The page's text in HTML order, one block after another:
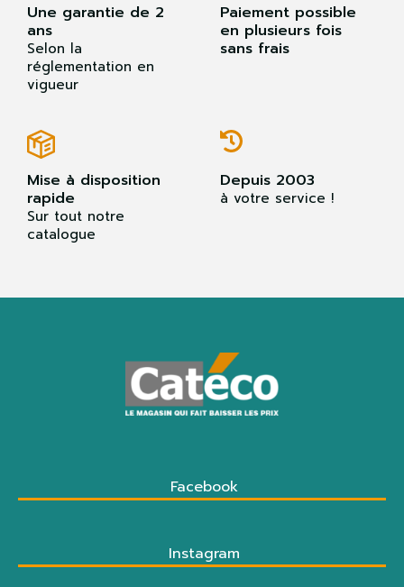
Une garantie de 2
ans
Selon la
réglementation en
vigueur
Paiement possible
en plusieurs fois
sans frais
Mise à disposition
rapide
Sur tout notre
catalogue
Depuis 2003
à votre service !
Facebook
Instagram